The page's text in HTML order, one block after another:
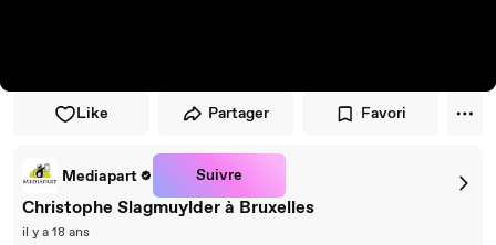
Like Partager Favori
Mediapart Suivre
Christophe Slagmuylder à Bruxelles
il y a 18 ans